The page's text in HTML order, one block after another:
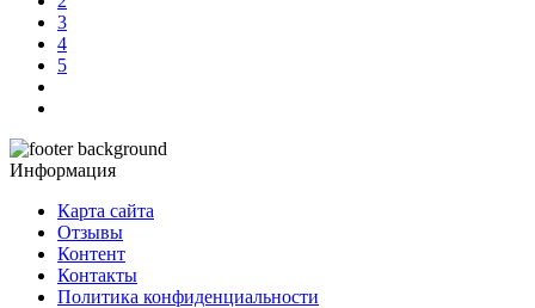
3
4
5
Информация
Карта сайта
Отзывы
Контент
Контакты
Политика конфиденциальности